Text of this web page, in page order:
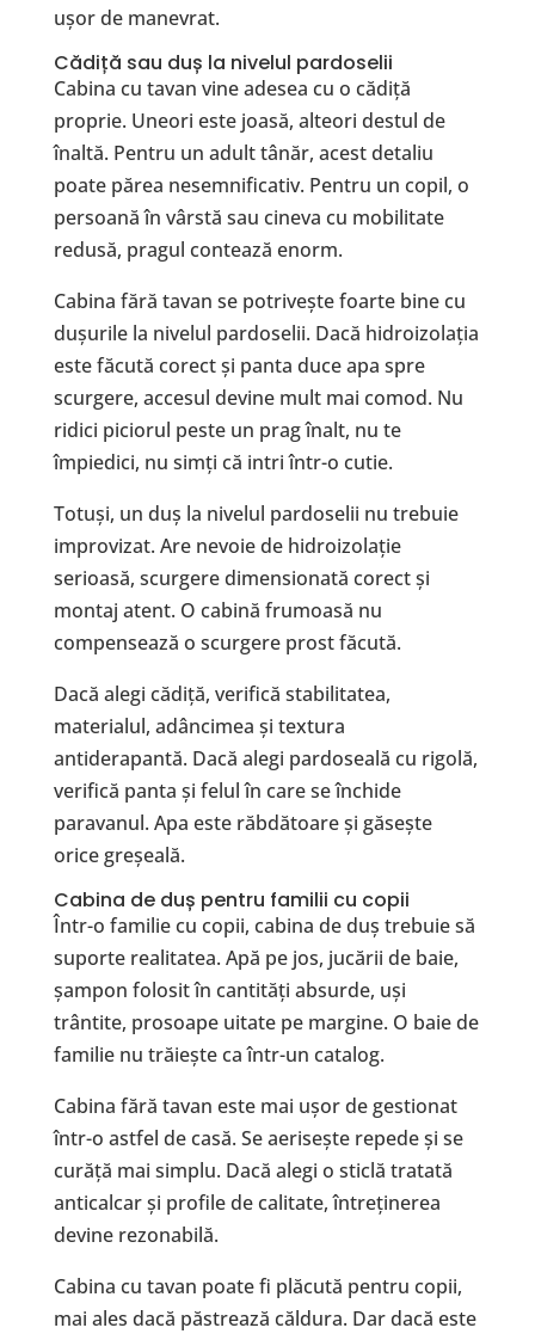
ușor de manevrat.
Cădiță sau duș la nivelul pardoselii
Cabina cu tavan vine adesea cu o cădiță
proprie. Uneori este joasă, alteori destul de
înaltă. Pentru un adult tânăr, acest detaliu
poate părea nesemnificativ. Pentru un copil, o
persoană în vârstă sau cineva cu mobilitate
redusă, pragul contează enorm.
Cabina fără tavan se potrivește foarte bine cu
dușurile la nivelul pardoselii. Dacă hidroizolația
este făcută corect și panta duce apa spre
scurgere, accesul devine mult mai comod. Nu
ridici piciorul peste un prag înalt, nu te
împiedici, nu simți că intri într-o cutie.
Totuși, un duș la nivelul pardoselii nu trebuie
improvizat. Are nevoie de hidroizolație
serioasă, scurgere dimensionată corect și
montaj atent. O cabină frumoasă nu
compensează o scurgere prost făcută.
Dacă alegi cădiță, verifică stabilitatea,
materialul, adâncimea și textura
antiderapantă. Dacă alegi pardoseală cu rigolă,
verifică panta și felul în care se închide
paravanul. Apa este răbdătoare și găsește
orice greșeală.
Cabina de duș pentru familii cu copii
Într-o familie cu copii, cabina de duș trebuie să
suporte realitatea. Apă pe jos, jucării de baie,
șampon folosit în cantități absurde, uși
trântite, prosoape uitate pe margine. O baie de
familie nu trăiește ca într-un catalog.
Cabina fără tavan este mai ușor de gestionat
într-o astfel de casă. Se aerisește repede și se
curăță mai simplu. Dacă alegi o sticlă tratată
anticalcar și profile de calitate, întreținerea
devine rezonabilă.
Cabina cu tavan poate fi plăcută pentru copii,
mai ales dacă păstrează căldura. Dar dacă este